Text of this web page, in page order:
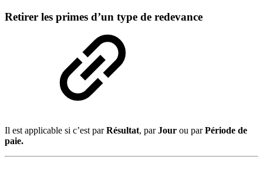
Retirer les primes d’un type de redevance
Il est applicable si c’est parRésultat, parJour ou parPériode de
paie.